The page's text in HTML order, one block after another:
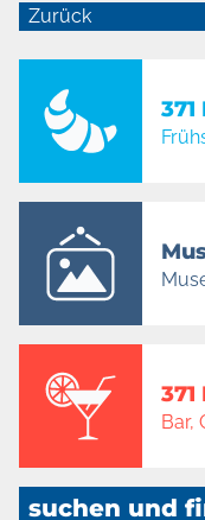
Zurück
Bar,
suchen und